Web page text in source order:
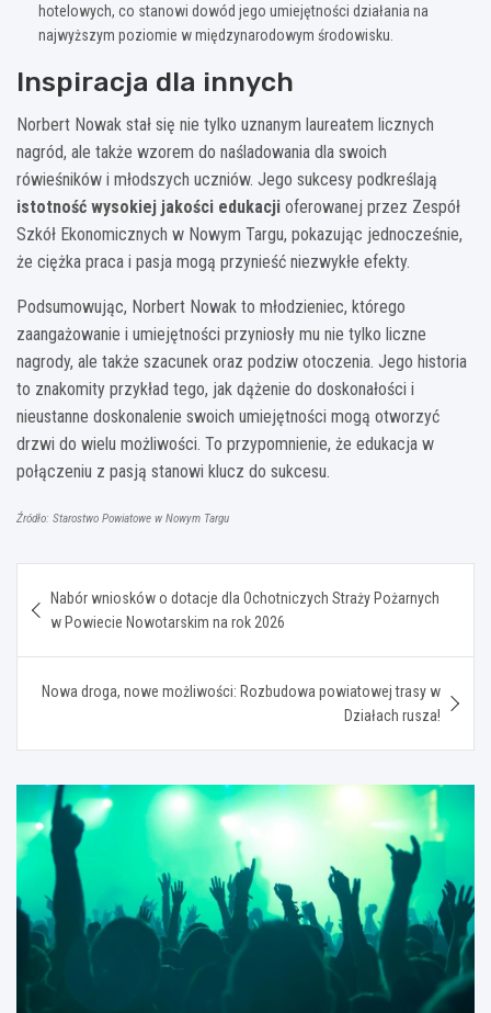
hotelowych, co stanowi dowód jego umiejętności działania na
najwyższym poziomie w międzynarodowym środowisku.
Inspiracja dla innych
Norbert Nowak stał się nie tylko uznanym laureatem licznych
nagród, ale także wzorem do naśladowania dla swoich
rówieśników i młodszych uczniów. Jego sukcesy podkreślają
istotność wysokiej jakości edukacji oferowanej przez Zespół
Szkół Ekonomicznych w Nowym Targu, pokazując jednocześnie,
że ciężka praca i pasja mogą przynieść niezwykłe efekty.
Podsumowując, Norbert Nowak to młodzieniec, którego
zaangażowanie i umiejętności przyniosły mu nie tylko liczne
nagrody, ale także szacunek oraz podziw otoczenia. Jego historia
to znakomity przykład tego, jak dążenie do doskonałości i
nieustanne doskonalenie swoich umiejętności mogą otworzyć
drzwi do wielu możliwości. To przypomnienie, że edukacja w
połączeniu z pasją stanowi klucz do sukcesu.
Źródło: Starostwo Powiatowe w Nowym Targu
wpisu
Nabór wniosków o dotacje dla Ochotniczych Straży Pożarnych
w Powiecie Nowotarskim na rok 2026
Nowa droga, nowe możliwości: Rozbudowa powiatowej trasy w
Działach rusza!